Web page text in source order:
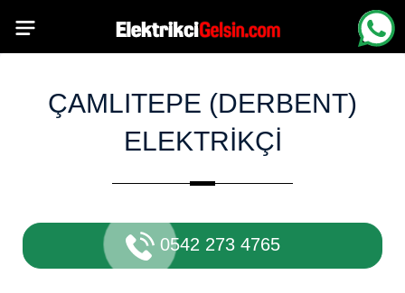
ÇAMLITEPE (DERBENT)
ELEKTRIKÇI
0542 273 4765